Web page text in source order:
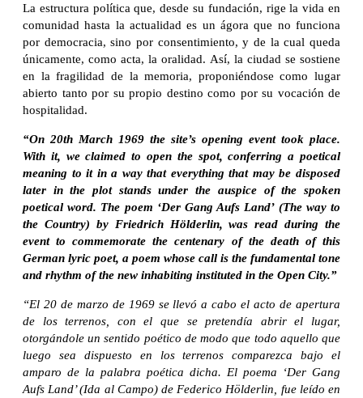
La estructura política que, desde su fundación, rige la vida en
comunidad hasta la actualidad es un ágora que no funciona
por democracia, sino por consentimiento, y de la cual queda
únicamente, como acta, la oralidad. Así, la ciudad se sostiene
en la fragilidad de la memoria, proponiéndose como lugar
abierto tanto por su propio destino como por su vocación de
hospitalidad.
“On 20th March 1969 the site’s opening event took place.
With it, we claimed to open the spot, conferring a poetical
meaning to it in a way that everything that may be disposed
later in the plot stands under the auspice of the spoken
poetical word. The poem ‘Der Gang Aufs Land’ (The way to
the Country) by Friedrich Hölderlin, was read during the
event to commemorate the centenary of the death of this
German lyric poet, a poem whose call is the fundamental tone
and rhythm of the new inhabiting instituted in the Open City.”
“El 20 de marzo de 1969 se llevó a cabo el acto de apertura
de los terrenos, con el que se pretendía abrir el lugar,
otorgándole un sentido poético de modo que todo aquello que
luego sea dispuesto en los terrenos comparezca bajo el
amparo de la palabra poética dicha. El poema ‘Der Gang
Aufs Land’ (Ida al Campo) de Federico Hölderlin, fue leído en